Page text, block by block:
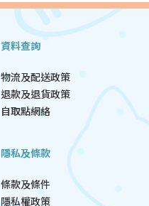
資料查詢
物流及配送政策
退款及退貨政策
自取點網絡
隱私及條款
條款及條件
隱私權政策